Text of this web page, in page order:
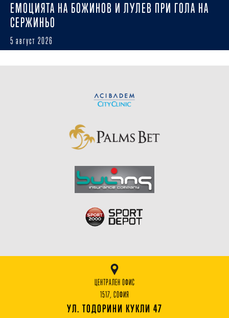
ЕМОЦИЯТА НА БОЖИНОВ И ЛУЛЕВ ПРИ ГОЛА НА
СЕРЖИНЬО
5 август 2026
ЦЕНТРАЛЕН ОФИС
1517, СОФИЯ
УЛ. ТОДОРИНИ КУКЛИ 47